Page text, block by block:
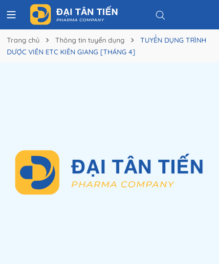
Trang chủ Thông tin tuyển dụng
TUYỂN DỤNG TRÌNH
DƯỢC VIÊN ETC KIÊN GIANG [THÁNG 4]